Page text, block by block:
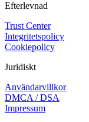
Efterlevnad
Trust Center
Integritetspolicy
Cookiepolicy
Juridiskt
Användarvillkor
DMCA / DSA
Impressum